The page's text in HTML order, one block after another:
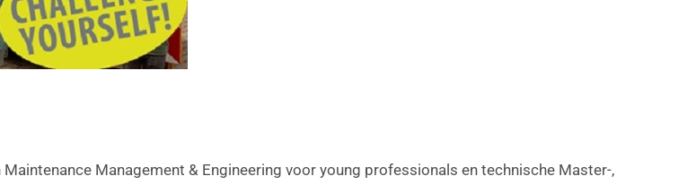
Management & Engineering voor young professionals en technische Master-,